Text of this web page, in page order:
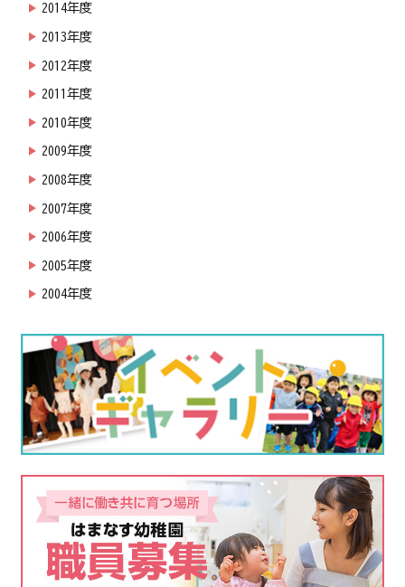
2014年度
2013年度
2012年度
2011年度
2010年度
2009年度
2008年度
2007年度
2006年度
2005年度
2004年度